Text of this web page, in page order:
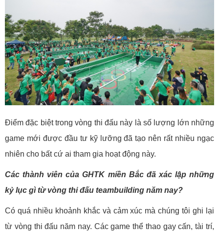
Điểm đặc biệt trong vòng thi đấu này là số lượng lớn những
game mới được đầu tư kỹ lưỡng đã tạo nên rất nhiều ngạc
nhiên cho bất cứ ai tham gia hoạt động này.
Các thành viên của GHTK miền Bắc đã xác lập những
kỷ lục gì từ vòng thi đấu teambuilding năm nay?
Có quá nhiều khoảnh khắc và cảm xúc mà chúng tôi ghi lại
từ vòng thi đấu năm nay. Các game thể thao gay cấn, tài trí,